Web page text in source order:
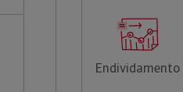
Endividamento